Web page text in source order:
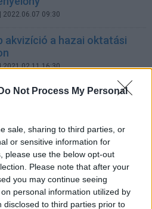
Do Not Process My Personal
sale, sharing to third parties, or
or sensitive information for
please use the below opt-out
Please note that after your
you may continue seeing
personal information utilized by
disclosed to third parties prior to
| 2022.06.07 09:30
akvizíció a hazai oktatási
2021.02.11 16:30
tűnnek a kis hackerek?
jön a Harvard vagy az MIT
2020.09.09 15:49
jönnek az